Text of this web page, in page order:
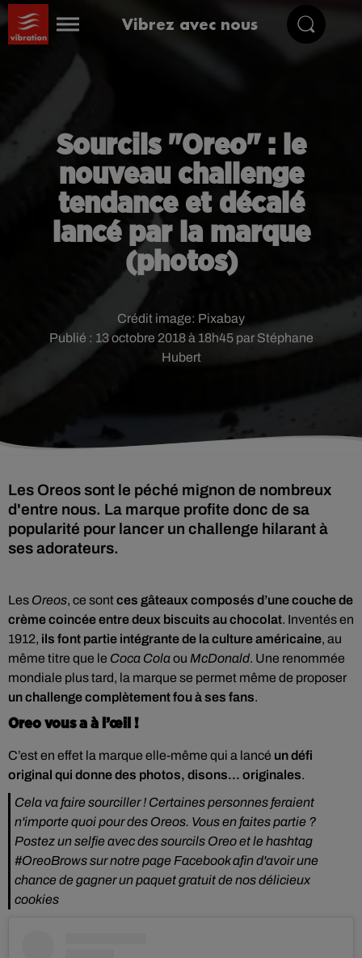
Vibrez avec nous
Sourcils "Oreo" : le
nouveau challenge
tendance et décalé
lancé par la marque
(photos)
Publié : 13 octobre 2018 à 18h45 par Stéphane
Hubert
Crédit image: Pixabay
Les Oreos sont le péché mignon de nombreux
d'entre nous. La marque profite donc de sa
popularité pour lancer un challenge hilarant à
ses adorateurs.
Les Oreos, ce sontces gâteaux composés d’une couche de
crème coincée entre deux biscuits au chocolat. Inventés en
1912, ils font partie intégrante de la culture américaine, au
même titre que le Coca Colaou McDonald. Une renommée
mondiale plus tard, la marque se permet même de proposer
un challenge complètement fou à ses fans.
Oreo vous a à l’œil !
C’est en effet la marque elle-même qui a lancé un défi
original qui donne des photos, disons... originales.
Cela va faire sourciller ! Certaines personnes feraient
n'importe quoi pour des Oreos. Vous en faites partie ?
Postez un selfie avec des sourcils Oreo et le hashtag
#OreoBrows sur notre page Facebook afin d'avoir une
chance de gagner un paquet gratuit de nos délicieux
cookies